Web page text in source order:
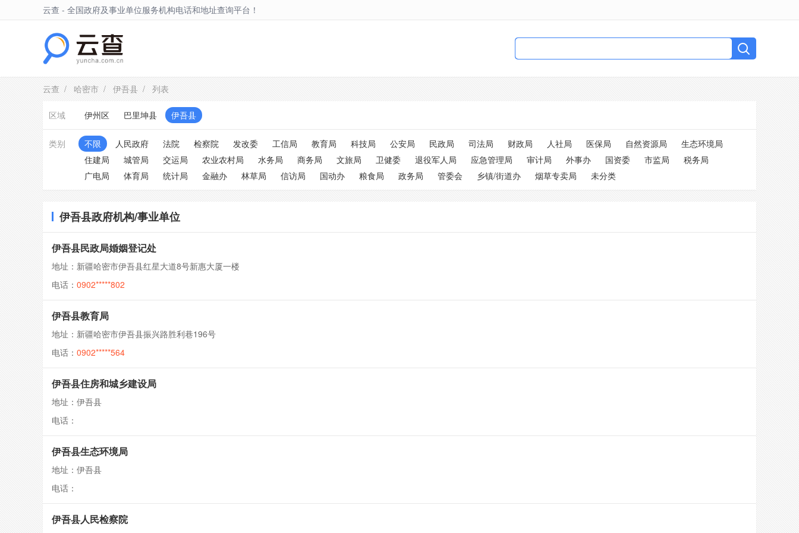
云查 - 全国政府及事业单位服务机构电话和地址查询平台！
云查/哈密市/伊吾县/ 列表
区域 伊州区 巴里坤县 伊吾县
类别 不限 人民政府 法院 检察院 发改委 工信局 教育局 科技局 公安局 民政局 司法局 财政局 人社局 医保局 自然资源局
生态环境局
住建局
城管局 交运局 农业农村局 水务局 商务局 文旅局 卫健委 退役军人局 应急管理局 审计局 外事办 国资委 市监局
税务局
广电局
体育局 统计局 金融办 林草局 信访局 国动办 粮食局 政务局 管委会 乡镇/街道办 烟草专卖局 未分类
伊吾县政府机构/事业单位
伊吾县民政局婚姻登记处
地址：新疆哈密市伊吾县红星大道8号新惠大厦一楼
电话： 0902*****802
伊吾县教育局
地址：新疆哈密市伊吾县振兴路胜利巷196号
电话： 0902*****564
伊吾县住房和城乡建设局
地址：伊吾县
电话：
伊吾县生态环境局
地址：伊吾县
电话：
伊吾县人民检察院